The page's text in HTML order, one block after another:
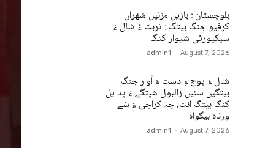
بلوچستان : بازیں مزنیں شھراں
کرفیو جنگ بیتگ : تربت ءُ شال ءَ
سیکیورٹی شیوار کتگ
admin1 - August 7, 2026
شال ءَ پوج ءِ دست ءَ آوار جنگ
بیتگیں سئیں زالبول ھپتگے ءَ پد یل
کنگ بیتگ انت، چہ کراچی ءَ سَے
ورناہ بیگواہ
admin1 - August 7, 2026